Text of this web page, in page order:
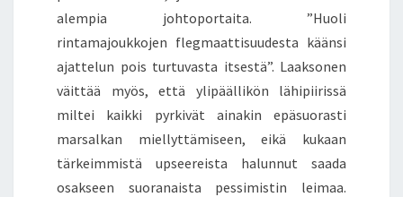
alempia johtoportaita. ”Huoli
rintamajoukkojen flegmaattisuudesta käänsi
ajattelun pois turtuvasta itsestä”. Laaksonen
väittää myös, että ylipäällikön lähipiirissä
miltei kaikki pyrkivät ainakin epäsuorasti
marsalkan miellyttämiseen, eikä kukaan
tärkeimmistä upseereista halunnut saada
osakseen suoranaista pessimistin leimaa.